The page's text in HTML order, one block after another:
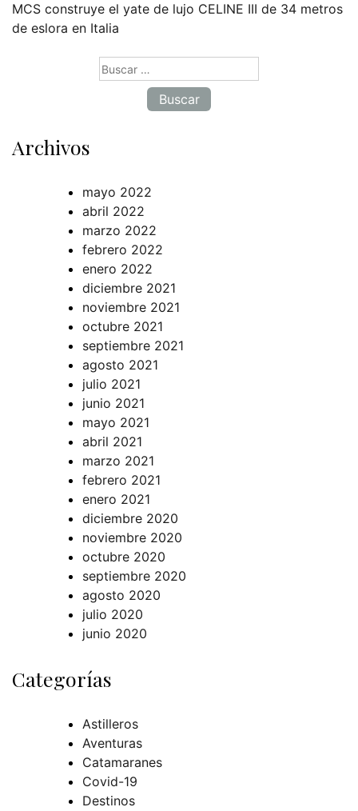
MCS construye el yate de lujo CELINE III de 34 metros
de eslora en Italia
Archivos
mayo 2022
abril 2022
marzo 2022
febrero 2022
enero 2022
diciembre 2021
noviembre 2021
octubre 2021
septiembre 2021
agosto 2021
julio 2021
junio 2021
mayo 2021
abril 2021
marzo 2021
febrero 2021
enero 2021
diciembre 2020
noviembre 2020
octubre 2020
septiembre 2020
agosto 2020
julio 2020
junio 2020
Categorías
Astilleros
Aventuras
Catamaranes
Covid-19
Destinos